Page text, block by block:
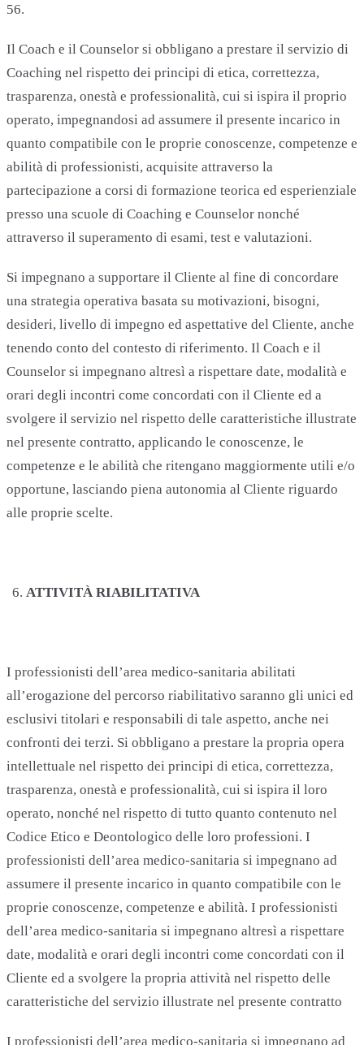
56.
Il Coach e il Counselor si obbligano a prestare il servizio di
Coaching nel rispetto dei principi di etica, correttezza,
trasparenza, onestà e professionalità, cui si ispira il proprio
operato, impegnandosi ad assumere il presente incarico in
quanto compatibile con le proprie conoscenze, competenze e
abilità di professionisti, acquisite attraverso la
partecipazione a corsi di formazione teorica ed esperienziale
presso una scuole di Coaching e Counselor nonché
attraverso il superamento di esami, test e valutazioni.
Si impegnano a supportare il Cliente al fine di concordare
una strategia operativa basata su motivazioni, bisogni,
desideri, livello di impegno ed aspettative del Cliente, anche
tenendo conto del contesto di riferimento. Il Coach e il
Counselor si impegnano altresì a rispettare date, modalità e
orari degli incontri come concordati con il Cliente ed a
svolgere il servizio nel rispetto delle caratteristiche illustrate
nel presente contratto, applicando le conoscenze, le
competenze e le abilità che ritengano maggiormente utili e/o
opportune, lasciando piena autonomia al Cliente riguardo
alle proprie scelte.
ATTIVITÀ RIABILITATIVA
I professionisti dell’area medico-sanitaria abilitati
all’erogazione del percorso riabilitativo saranno gli unici ed
esclusivi titolari e responsabili di tale aspetto, anche nei
confronti dei terzi. Si obbligano a prestare la propria opera
intellettuale nel rispetto dei principi di etica, correttezza,
trasparenza, onestà e professionalità, cui si ispira il loro
operato, nonché nel rispetto di tutto quanto contenuto nel
Codice Etico e Deontologico delle loro professioni. I
professionisti dell’area medico-sanitaria si impegnano ad
assumere il presente incarico in quanto compatibile con le
proprie conoscenze, competenze e abilità. I professionisti
dell’area medico-sanitaria si impegnano altresì a rispettare
date, modalità e orari degli incontri come concordati con il
Cliente ed a svolgere la propria attività nel rispetto delle
caratteristiche del servizio illustrate nel presente contratto
I professionisti dell’area medico-sanitaria si impegnano ad